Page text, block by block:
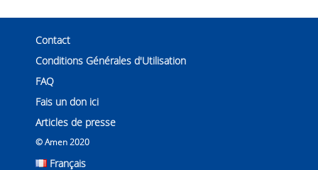
Contact
Conditions Générales d'Utilisation
FAQ
Fais un don ici
Articles de presse
© Amen 2020
Français